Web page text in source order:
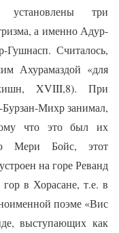
установлены три
а именно Адур-
Считалось,
Ахурамаздой «для
XVIII,8). При
Михр занимал,
что это был их
Мери Бойс, этот
на горе Реванд
в Хорасане, т.е. в
поэме «Вис
выступающих как